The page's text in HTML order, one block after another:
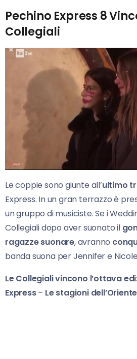
Pechino Express 8
Collegiali
Le coppie sono giunte all’ultimo
Express. In un gran terrazzo è
un gruppo di musiciste. Se i
Collegiali dopo aver suonato il
ragazzesuonare, avranno
banda suona per Jennifer e
Le Collegialivincono l’ottava
Express– Le stagioni